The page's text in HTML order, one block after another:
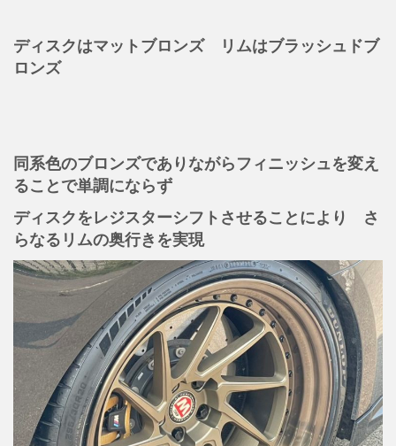
ディスクはマットブロンズ
リムはブラッシュドブ
ロンズ
同系色のブロンズでありながらフィニッシュを変え
ることで単調にならず
ディスクをレジスターシフトさせることにより さ
らなるリムの奥行きを実現